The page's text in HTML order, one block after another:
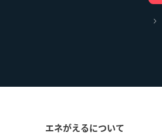
エネがえるについて